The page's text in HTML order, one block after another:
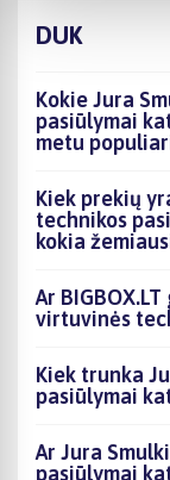
DUK
Kokie Jura
pasiūlymai
metu
Kiek prekių
technikos
kokia
Ar
virtuvinės
Kiek trunka
pasiūlymai
Ar Jura
pasiūlymai